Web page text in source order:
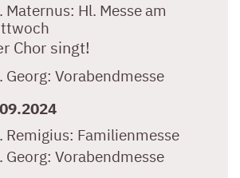
Maternus: Hl. Messe am
Chor singt!
Georg:Vorabendmesse
Remigius: Familienmesse
Georg:Vorabendmesse